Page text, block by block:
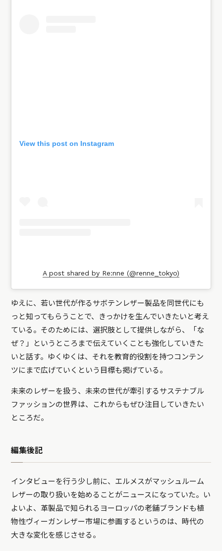
View this post on Instagram
A post shared by Re:nne (@renne_tokyo)
ゆえに、若い世代が作るサボテンレザー製品を同世代にも
っと知ってもらうことで、きっかけを生んでいきたいと考え
ている。そのためには、選択肢として提供しながら、「な
ぜ？」というところまで伝えていくことも強化していきた
いと話す。ゆくゆくは、それを教育的役割を持つコンテン
ツにまで広げていくという目標も掲げている。
未来のレザーを扱う、未来の世代が牽引するサステナブル
ファッションの世界は、これからもぜひ注目していきたい
ところだ。
編集後記
インタビューを行う少し前に、エルメスがマッシュルーム
レザーの取り扱いを始めることがニュースになっていた。い
よいよ、革製品で知られるヨーロッパの老舗ブランドも植
物性ヴィーガンレザー市場に参画するというのは、時代の
大きな変化を感じさせる。